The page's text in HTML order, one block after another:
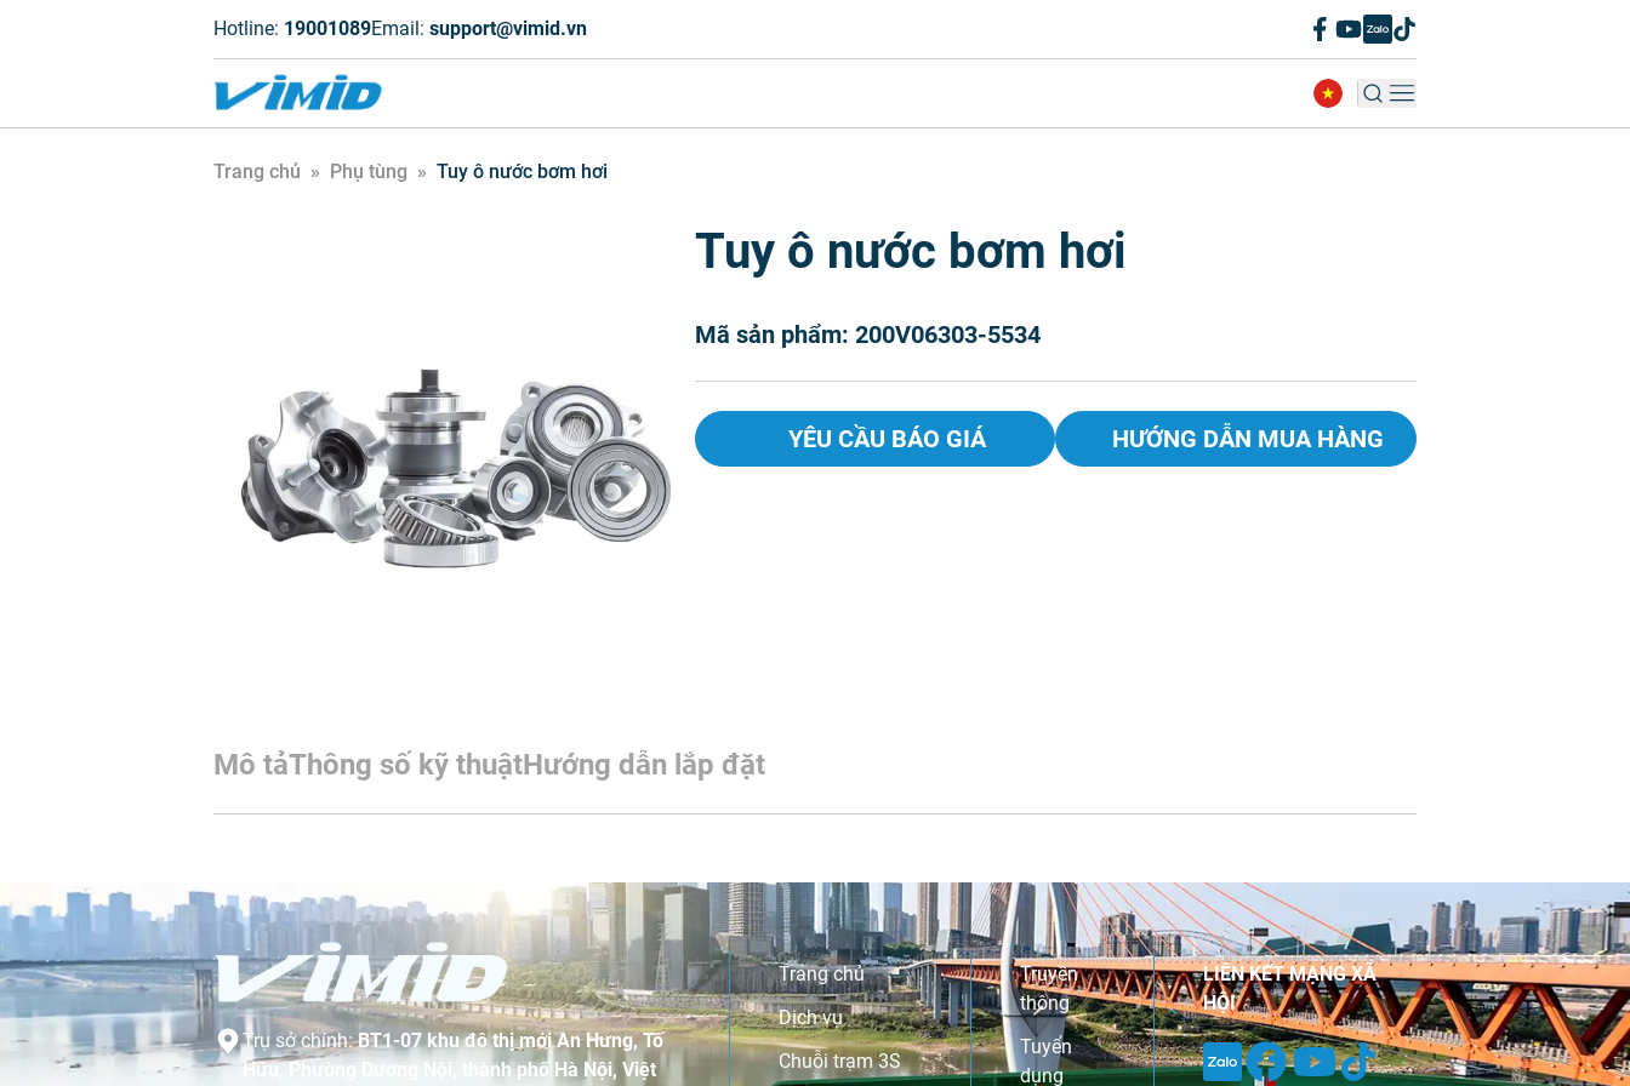
Hotline: 19001089Email: support@vimid.vn
Trang chủ » Phụ tùng » Tuy ô nước bơm hơi
Tuy ô nước bơm hơi
Mã sản phẩm: 200V06303-5534
YÊU CẦU BÁO GIÁ HƯỚNG DẪN MUA HÀNG
Mô tảThông số kỹ thuậtHướng dẫn lắp đặt
Trụ sở chính:BT1-07 khu đô thị mới An Hưng, Tố
Hữu, Phường Dương Nội, thành phố Hà Nội, Việt
Trang chủ
Dịch vụ
Chuỗi trạm 3S
Truyền
thông
Tuyển
dụng
LIÊN KẾT MẠNG XÃ
HỘI